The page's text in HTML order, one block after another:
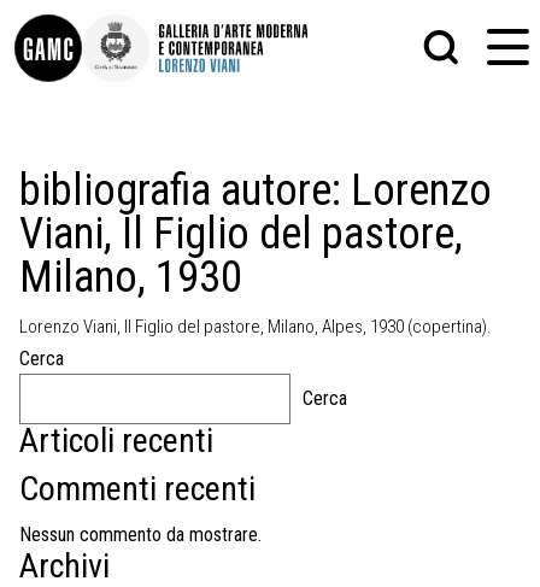
INFO
CONTATTI
DIDATTICA
SHOP
LE COLLEZIONI
GLI AUTORI
LORENZO VIANI
PALAZZO DELLE MUSE
GRAFICA
PITTURA
SCULTURA
STAMPA
FOTOGRAFIA
bibliografia autore: Lorenzo
Viani, Il Figlio del pastore,
Milano, 1930
Lorenzo Viani, Il Figlio del pastore, Milano, Alpes, 1930 (copertina).
Cerca
Cerca
Articoli recenti
Commenti recenti
Nessun commento da mostrare.
Archivi